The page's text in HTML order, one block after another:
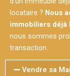
locataire ? Nous
immobiliers déjà
nous sommes
transaction.
Vendre sa